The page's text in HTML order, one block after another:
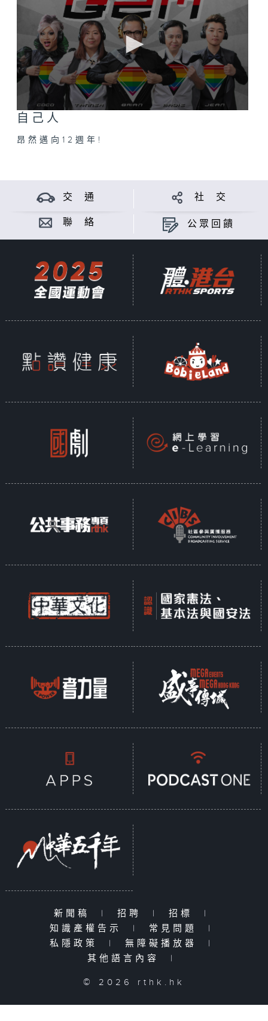
「自己人」於 二零零六年 五月六日 起正式啟播，逢星
期六，晚上十二時至二時，在香港電台第二台（FM
94.8 96.9）及TeenPower 播出。
主持: 梁兆輝 x Tanner x Uncle Magie x Coco Pop x 小
0
seconds
of
0
自己人
昂然邁向12週年!
交 通 社 交
聯 絡 公眾回饋
新聞稿 | 招聘 | 招標
|
知識產權告示
| 常見問題
|
私隱政策
| 無障礙播放器
|
其他語言內容
|
© 2026 rthk.hk